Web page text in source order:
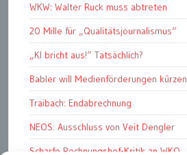
WKW: Walter Ruck muss abtreten
20 Mille für „Qualitätsjournalismus“
„KI bricht aus!“ Tatsächlich?
Babler will Medienförderungen kürzen
Traibach: Endabrechnung
NEOS: Ausschluss von Veit Dengler
Scharfe Rechnungshof-Kritik an WKO